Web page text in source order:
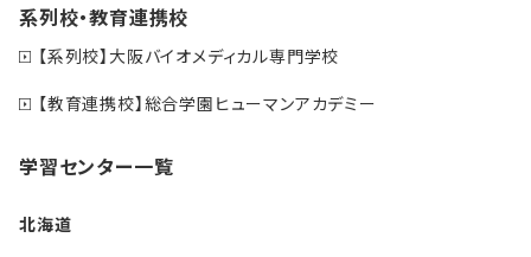
系列校・教育連携校
【系列校】大阪バイオメディカル専門学校
【教育連携校】総合学園ヒューマンアカデミー
学習センター一覧
北海道